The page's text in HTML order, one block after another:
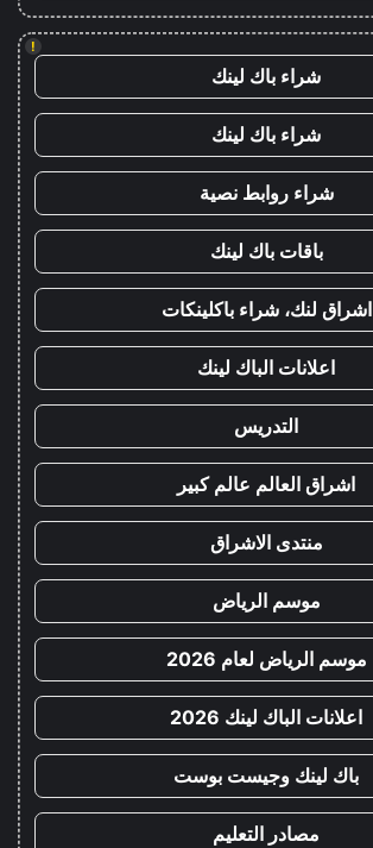
!
شراء باك لينك
شراء باك لينك
شراء روابط نصية
باقات باك لينك
اشراق لنك، شراء باكلينكات
اعلانات الباك لينك
التدريس
اشراق العالم عالم كبير
منتدى الاشراق
موسم الرياض
موسم الرياض لعام 2026
اعلانات الباك لينك 2026
باك لينك وجيست بوست
مصادر التعليم